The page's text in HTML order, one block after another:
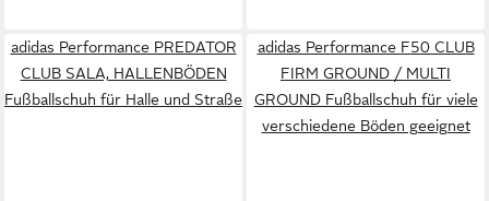
adidas Performance PREDATOR
CLUB SALA, HALLENBÖDEN
Fußballschuh für Halle und Straße
adidas Performance F50 CLUB
FIRM GROUND / MULTI
GROUND Fußballschuh für viele
verschiedene Böden geeignet